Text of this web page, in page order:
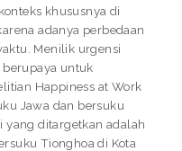
khususnya di
adanya perbedaan
Menilik urgensi
untuk
Happiness at Work
Jawa dan bersuku
yang ditargetkan adalah
Tionghoa di Kota